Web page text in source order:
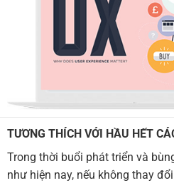
TƯƠNG THÍCH VỚI HẦU HẾT
Trong thời buổi phát triển và
như hiện nay, nếu không thay